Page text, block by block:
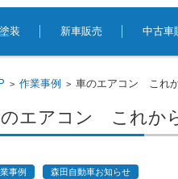
装 新車販売 中古車
> 作業事例 > 車のエアコン これか
エアコン これか
事例 森田自動車お知らせ